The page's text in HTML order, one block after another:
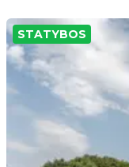
STATYBOS